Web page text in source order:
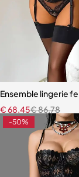
Ensemble lingerie
€86,78
€68,45
-50%